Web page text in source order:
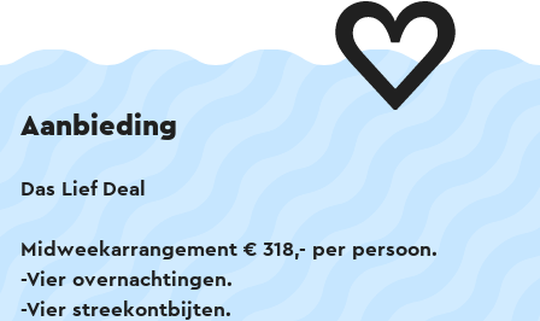
Aanbieding
Das Lief Deal
Midweekarrangement € 318,- per persoon.
-Vier overnachtingen.
-Vier streekontbijten.